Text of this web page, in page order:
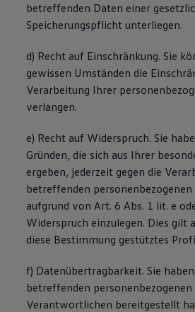
betreffenden Daten einer
Speicherungspflicht unterliegen.
d) Recht auf Einschränkung. Sie
gewissen Umständen die
Verarbeitung Ihrer
verlangen.
e) Recht auf Widerspruch. Sie
Gründen, die sich aus Ihrer
ergeben, jederzeit gegen die
betreffenden personenbezogenen
aufgrund von Art. 6 Abs. 1 lit. e
Widerspruch einzulegen. Dies gilt
diese Bestimmung gestütztes
f) Datenübertragbarkeit. Sie haben
betreffenden personenbezogenen
Verantwortlichen bereitgestellt